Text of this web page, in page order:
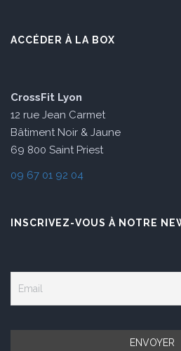
ACCÉDER À LA BOX
CrossFit Lyon
12 rue Jean Carmet
Bâtiment Noir & Jaune
69 800 Saint Priest
09 67 01 92 04
INSCRIVEZ-VOUS À NOTRE